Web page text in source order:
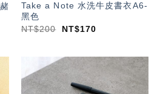
Take a Note 水洗牛皮書衣A6-
黑色
NT$200 NT$170